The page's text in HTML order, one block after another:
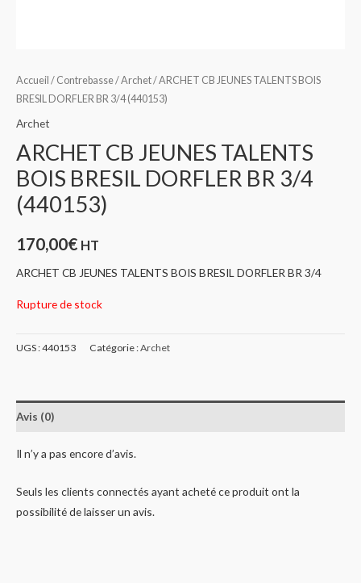
Accueil / Contrebasse/Archet/ ARCHET CB JEUNES TALENTS BOIS
BRESIL DORFLER BR 3/4 (440153)
Archet
ARCHET CB JEUNES TALENTS
BOIS BRESIL DORFLER BR 3/4
(440153)
170,00€ HT
ARCHET CB JEUNES TALENTS BOIS BRESIL DORFLER BR 3/4
Rupture de stock
UGS :440153 Catégorie :Archet
Avis (0)
Il n’y a pas encore d’avis.
Seuls les clients connectés ayant acheté ce produit ont la
possibilité de laisser un avis.